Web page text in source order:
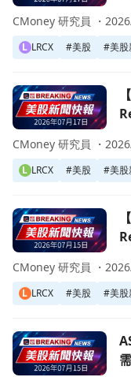
L LRCX #美股 #美
CMoney 研究員 ・
前往【01:25 即時新
L LRCX #美股 #美
CMoney 研究員 ・
前往【23:16 即時新
L LRCX #美股 #美
CMoney 研究員 ・
前往ASML再度上調